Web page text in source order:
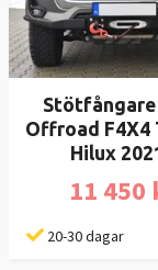
Offroad F4X4
Hilux
11 450
20-30 dagar